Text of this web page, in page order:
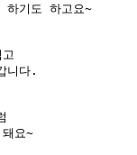
기도 하고요~
니다.
요~